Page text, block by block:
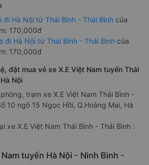
đi Hà Nội từ Thái Bình - Thái Bình của
170,000đ
đi Hà Nội từ Thái Bình - Thái Bình của
170,000đ
đặt mua vé xe X.E Việt Nam tuyến Thái
Nội
trạm xe X.E Việt Nam Thái Bình -
10 ngõ 15 Ngọc Hồi, Q.Hoàng Mai, Hà
xe X.E Việt Nam Thái Bình - Thái Bình :
tuyến Hà Nội - Ninh Bình -